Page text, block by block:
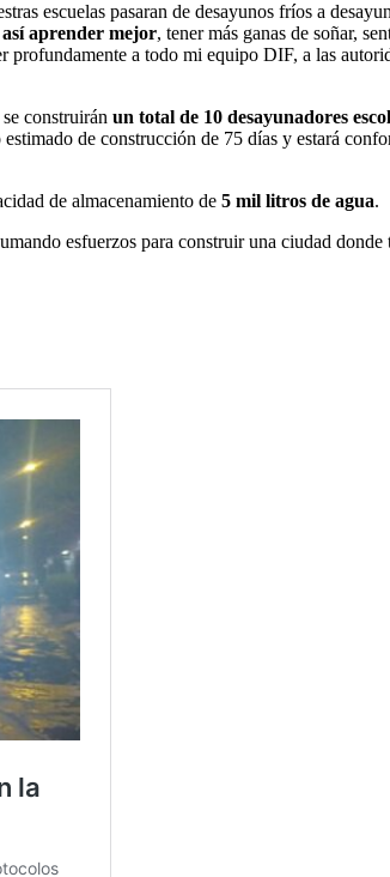
escuelas pasaran de desayunos fríos a
aprender mejor, tener más ganas de soñar,
a todo mi equipo DIF, a las
construirán un total de 10 desayunadores
de construcción de 75 días y estará
de almacenamiento de 5 mil litros de agua.
esfuerzos para construir una ciudad donde